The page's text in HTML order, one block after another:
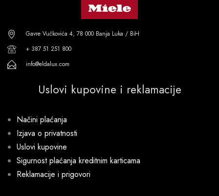
Gavre Vučkovića 4, 78 000 Banja Luka / BiH
+ 387 51 251 800
info@eldalux.com
Uslovi kupovine i reklamacije
Načini plaćanja
Izjava o privatnosti
Uslovi kupovine
Sigurnost plaćanja kreditnim karticama
Reklamacije i prigovori